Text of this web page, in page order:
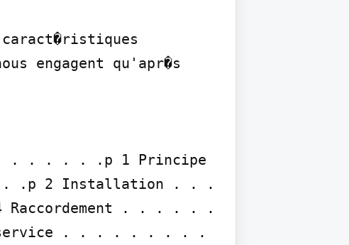
engagent qu'apr�s
. . . . .p 1 Principe
2 Installation . . .
. . . . . .
. . . . . . . . .